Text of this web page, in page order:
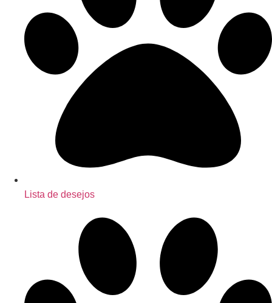
Lista de desejos